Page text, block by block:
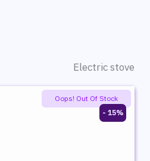
Electric stove
15% -
Oops! Out Of Stock